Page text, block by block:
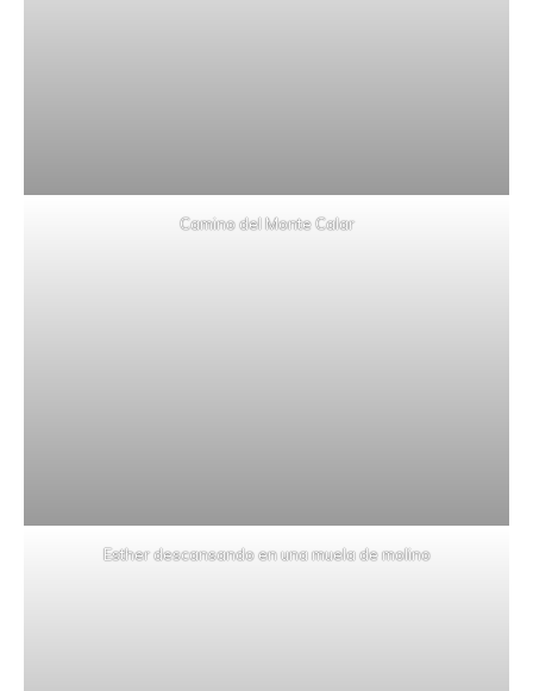
Camino del Monte Calar
Esther descansando en una muela de molino